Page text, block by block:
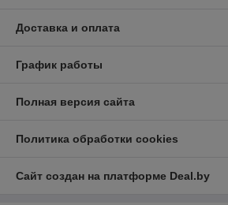
Доставка и оплата
График работы
Полная версия сайта
Политика обработки cookies
Сайт создан на платформе Deal.by